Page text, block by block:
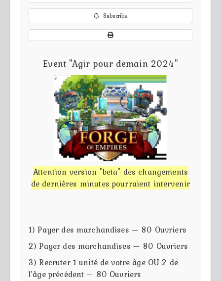
Subscribe
Event "Agir pour demain 2024"
Attention version "beta" des changements
de dernières minutes pourraient intervenir
1) Payer des marchandises — 80 Ouvriers
2) Payer des marchandises — 80 Ouvriers
3) Recruter 1 unité de votre âge OU 2 de
l’âge précédent — 80 Ouvriers